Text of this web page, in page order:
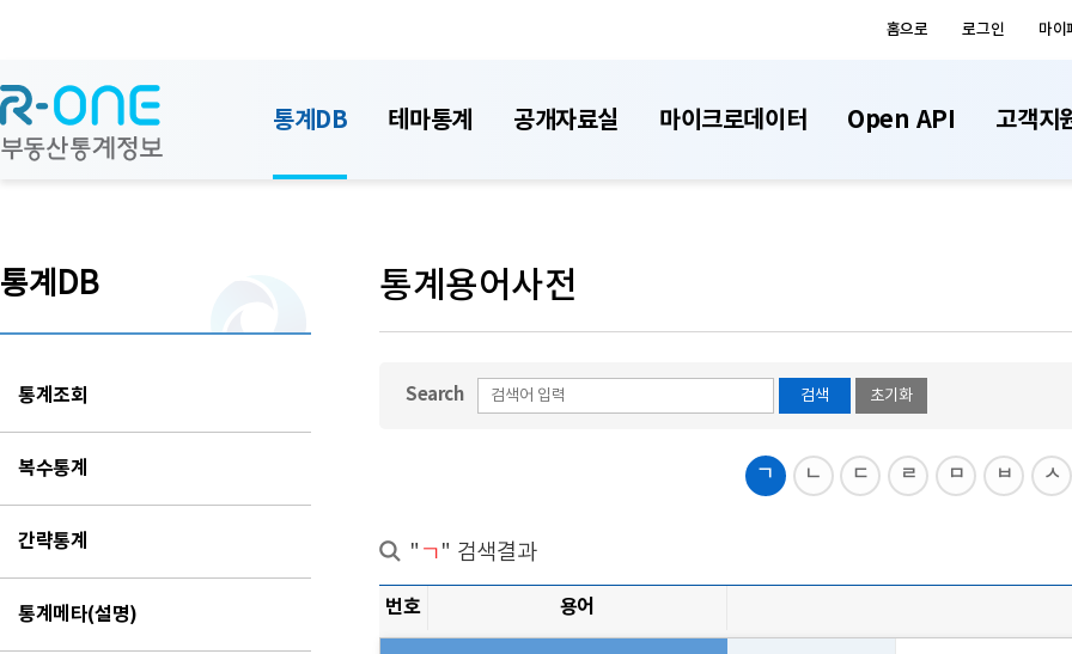
홈으로 로그인 마이
통계DB 테마통계 공개자료실 마이크로데이터 Open API 고객지
통계DB
통계조회
복수통계
간략통계
통계메타(설명)
통계용어사전
Search 검색 초기화
ㄱ ㄴ ㄷ ㄹ ㅁ ㅂ ㅅ
" ㄱ" 검색결과
번호 용어